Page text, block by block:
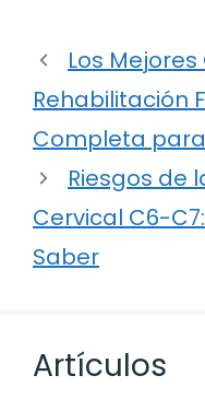
Los
Rehabilitación
Completa
Riesgos de
Cervical C6-
Saber
Artículos